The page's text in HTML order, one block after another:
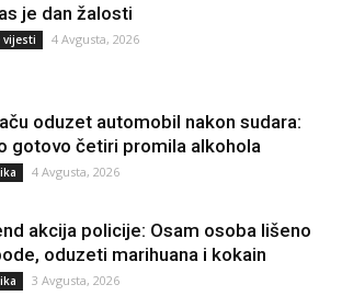
je dan žalosti
vijesti 4 Avgusta, 2026
oduzet automobil nakon sudara:
gotovo četiri promila alkohola
4 Avgusta, 2026
akcija policije: Osam osoba lišeno
oduzeti marihuana i kokain
3 Avgusta, 2026